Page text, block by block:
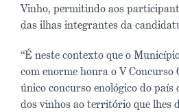
Vinho, permitindo aos
das ilhas integrantes da
“É neste contexto que o
com enorme honra o V Concurso
único concurso enológico do país
dos vinhos ao território que lhes